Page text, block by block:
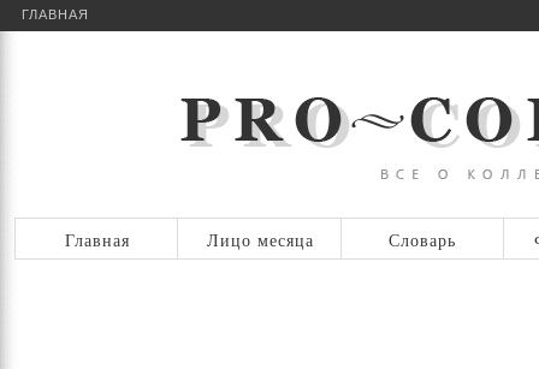
ГЛАВНАЯ
Главная Лицо месяца Словарь